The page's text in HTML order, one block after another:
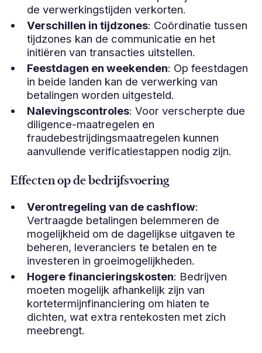
de verwerkingstijden verkorten.
Verschillen in tijdzones: Coördinatie tussen
tijdzones kan de communicatie en het
initiëren van transacties uitstellen.
Feestdagen en weekenden: Op feestdagen
in beide landen kan de verwerking van
betalingen worden uitgesteld.
Nalevingscontroles: Voor verscherpte due
diligence-maatregelen en
fraudebestrijdingsmaatregelen kunnen
aanvullende verificatiestappen nodig zijn.
Effecten op de bedrijfsvoering
Verontregeling van de cashflow:
Vertraagde betalingen belemmeren de
mogelijkheid om de dagelijkse uitgaven te
beheren, leveranciers te betalen en te
investeren in groeimogelijkheden.
Hogere financieringskosten: Bedrijven
moeten mogelijk afhankelijk zijn van
kortetermijnfinanciering om hiaten te
dichten, wat extra rentekosten met zich
meebrengt.